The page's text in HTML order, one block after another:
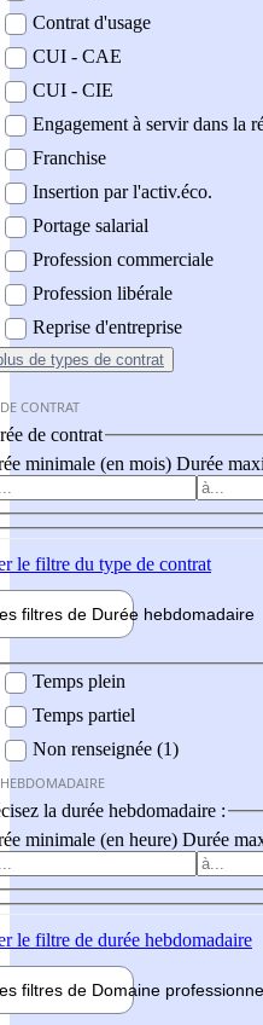
Contrat d'usage
CUI - CAE
CUI - CIE
Engagement à servir dans la
Franchise
Insertion par l'activ.éco.
Portage salarial
Profession commerciale
Profession libérale
Reprise d'entreprise
de types de contrat
CONTRAT
de contrat
minimale (en mois) Durée
le filtre du type de contrat
filtres de Durée hebdomadaire
Temps plein
Temps partiel
Non renseignée (1)
la durée hebdomadaire :
minimale (en heure) Durée
le filtre de durée hebdomadaire
filtres de Domaine pro